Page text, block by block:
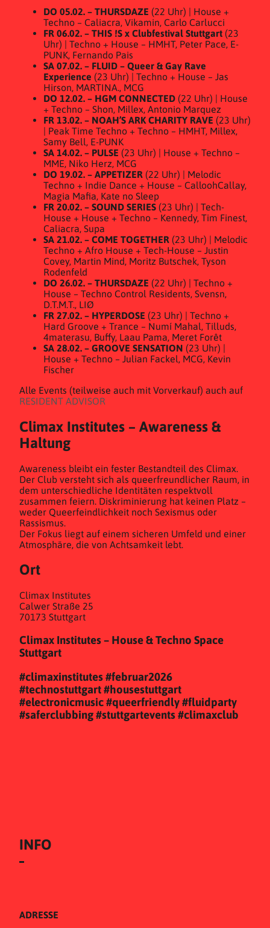
DO 05.02. – THURSDAZE (22 Uhr) | House +
Techno – Caliacra, Vikamin, Carlo Carlucci
FR 06.02. – THIS !S x Clubfestival Stuttgart (23
Uhr) | Techno + House – HMHT, Peter Pace, E-
PUNK, Fernando Pais
SA 07.02. – FLUID – Queer & Gay Rave
Experience (23 Uhr) | Techno + House – Jas
Hirson, MARTINA., MCG
DO 12.02. – HGM CONNECTED (22 Uhr) | House
+ Techno – Shon, Millex, Antonio Marquez
FR 13.02. – NOAH’S ARK CHARITY RAVE (23 Uhr)
| Peak Time Techno + Techno – HMHT, Millex,
Samy Bell, E-PUNK
SA 14.02. – PULSE (23 Uhr) | House + Techno –
MME, Niko Herz, MCG
DO 19.02. – APPETIZER (22 Uhr) | Melodic
Techno + Indie Dance + House – CalloohCallay,
Magia Mafia, Kate no Sleep
FR 20.02. – SOUND SERIES (23 Uhr) | Tech-
House + House + Techno – Kennedy, Tim Finest,
Caliacra, Supa
SA 21.02. – COME TOGETHER (23 Uhr) | Melodic
Techno + Afro House + Tech-House – Justin
Covey, Martin Mind, Moritz Butschek, Tyson
Rodenfeld
DO 26.02. – THURSDAZE (22 Uhr) | Techno +
House – Techno Control Residents, Svensn,
D.T.M.T., LIØ
FR 27.02. – HYPERDOSE (23 Uhr) | Techno +
Hard Groove + Trance – Numí Mahal, Tilluds,
4materasu, Buffy, Laau Pama, Meret Forêt
SA 28.02. – GROOVE SENSATION (23 Uhr) |
House + Techno – Julian Fackel, MCG, Kevin
Fischer
Alle Events (teilweise auch mit Vorverkauf) auch auf
RESIDENT ADVISOR
Climax Institutes – Awareness &
Haltung
Awareness bleibt ein fester Bestandteil des Climax.
Der Club versteht sich als queerfreundlicher Raum, in
dem unterschiedliche Identitäten respektvoll
zusammen feiern. Diskriminierung hat keinen Platz –
weder Queerfeindlichkeit noch Sexismus oder
Rassismus.
Der Fokus liegt auf einem sicheren Umfeld und einer
Atmosphäre, die von Achtsamkeit lebt.
Ort
Climax Institutes
Calwer Straße 25
70173 Stuttgart
Climax Institutes – House & Techno Space
Stuttgart
#climaxinstitutes #februar2026
#technostuttgart #housestuttgart
#electronicmusic #queerfriendly #fluidparty
#saferclubbing #stuttgartevents #climaxclub
INFO
ADRESSE